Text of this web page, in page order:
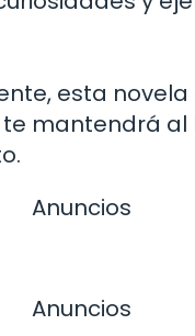
esta novela
mantendrá al
Anuncios
Anuncios